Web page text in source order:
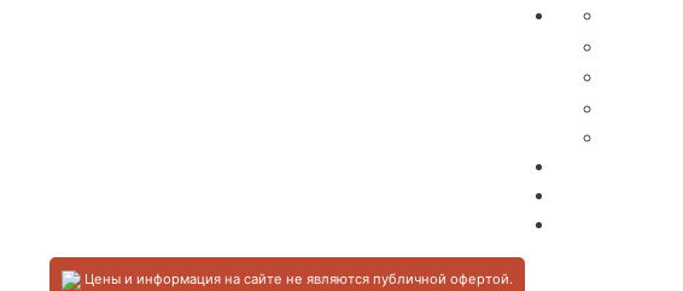
Цены и информация на сайте не являются публичной офертой.